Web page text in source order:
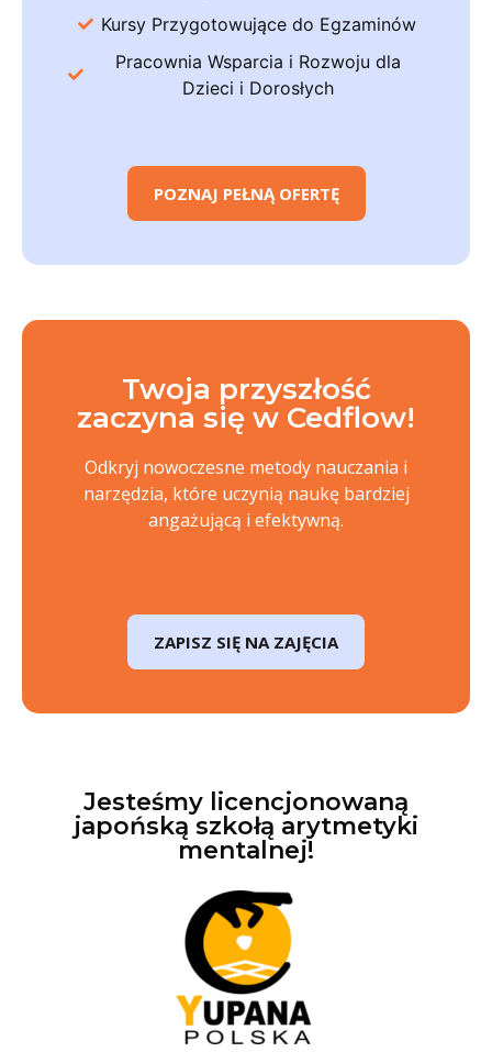
Kursy Przygotowujące do Egzaminów
Pracownia Wsparcia i Rozwoju dla
Dzieci i Dorosłych
POZNAJ PEŁNĄ OFERTĘ
Twoja przyszłość
zaczyna się w Cedflow!
Odkryj nowoczesne metody nauczania i
narzędzia, które uczynią naukę bardziej
angażującą i efektywną.
ZAPISZ SIĘ NA ZAJĘCIA
Jesteśmy licencjonowaną
japońską szkołą arytmetyki
mentalnej!